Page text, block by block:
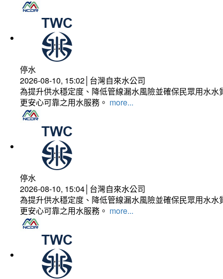
停水
2026-08-10, 15:02│台灣自來水公司
為提升供水穩定度、降低管線漏水風險並確保民眾用水
更安心可靠之用水服務。 more...
停水
2026-08-10, 15:04│台灣自來水公司
為提升供水穩定度、降低管線漏水風險並確保民眾用水
更安心可靠之用水服務。 more...